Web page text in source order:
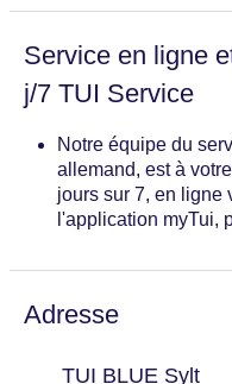
Bikes » et les
1 nettoyage
de lit à partir d’un
au milieu du séjour)
1 changement de
nuits (effectué au
serviettes
Service en ligne
j/7 TUI Service
Notre équipe du
allemand, est à
jours sur 7, en ligne
l'application myTui,
Adresse
TUI BLUE Sylt